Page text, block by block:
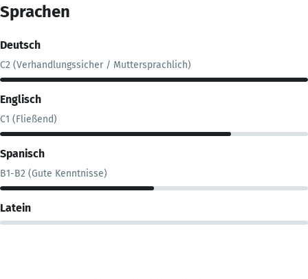
Sprachen
Deutsch
C2 (Verhandlungssicher / Muttersprachlich)
Englisch
C1 (Fließend)
Spanisch
B1-B2 (Gute Kenntnisse)
Latein